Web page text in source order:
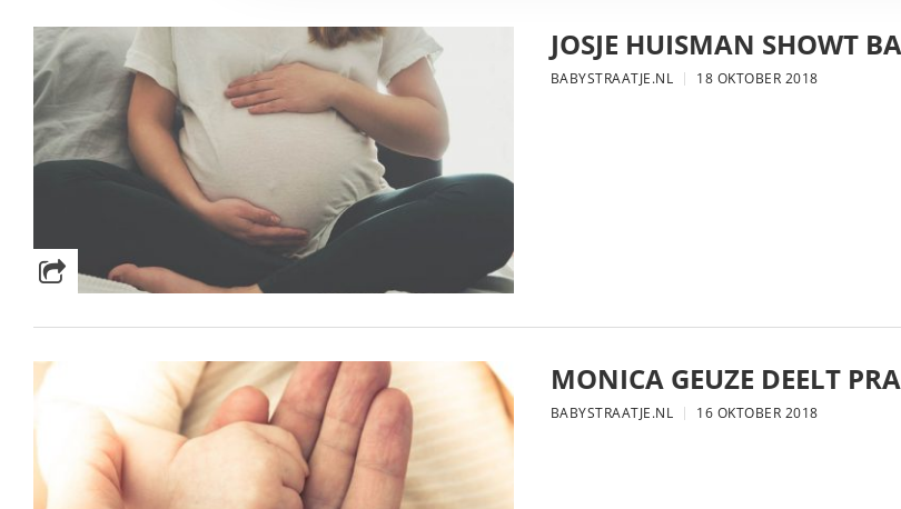
JOSJE HUISMAN SHOWT
BABYSTRAATJE.NL 18 OKTOBER 2018
MONICA GEUZE DEELT
BABYSTRAATJE.NL 16 OKTOBER 2018